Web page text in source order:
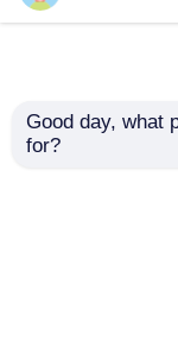
Good day, what
for?